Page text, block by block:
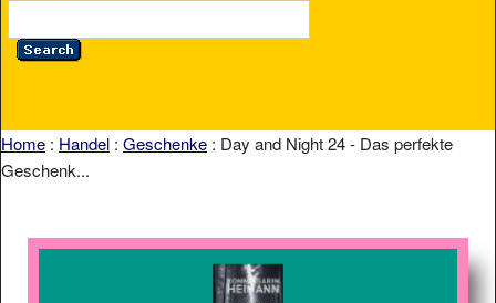
Home : Handel : Geschenke : Day and Night 24 - Das perfekte
Geschenk...